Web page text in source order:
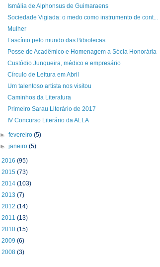
Ismália de Alphonsus de Guimaraens
Sociedade Vigiada: o medo como instrumento de cont...
Mulher
Fascínio pelo mundo das Bibiotecas
Posse de Acadêmico e Homenagem a Sócia Honorária
Custódio Junqueira, médico e empresário
Círculo de Leitura em Abril
Um talentoso artista nos visitou
Caminhos da Literatura
Primeiro Sarau Literário de 2017
IV Concurso Literário da ALLA
►fevereiro(5)
►janeiro(5)
2016 (95)
2015 (73)
2014 (103)
2013 (7)
2012 (14)
2011 (13)
2010 (15)
2009 (6)
2008 (3)